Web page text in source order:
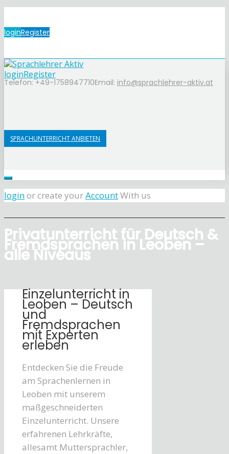
loginRegister
Telefon: +49-1758947710Email: info@sprachlehrer-aktiv.at
loginRegister
SPRACHUNTERRICHT ANBIETEN
loginor create yourAccountWith us
Privatunterricht für Deutsch &
Fremdsprachen in Leoben –
alle Niveaus
Einzelunterricht in
Leoben – Deutsch
und
Fremdsprachen
mit Experten
erleben
Entdecken Sie die Freude
am Sprachenlernen in
Leoben mit unserem
maßgeschneiderten
Einzelunterricht. Unsere
erfahrenen Lehrkräfte,
allesamt Muttersprachler,